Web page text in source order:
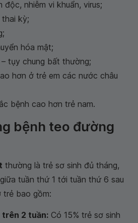
độc, nhiễm vi khuẩn, virus;
kỳ;
hóa mật;
tụy chung bất thường;
hơn ở trẻ em các nước châu
bệnh cao hơn trẻ nam.
bệnh teo đường
thường là trẻ sơ sinh đủ tháng,
tuần thứ 1 tới tuần thứ 6 sau
trẻ bao gồm:
trên 2 tuần: Có 15% trẻ sơ sinh